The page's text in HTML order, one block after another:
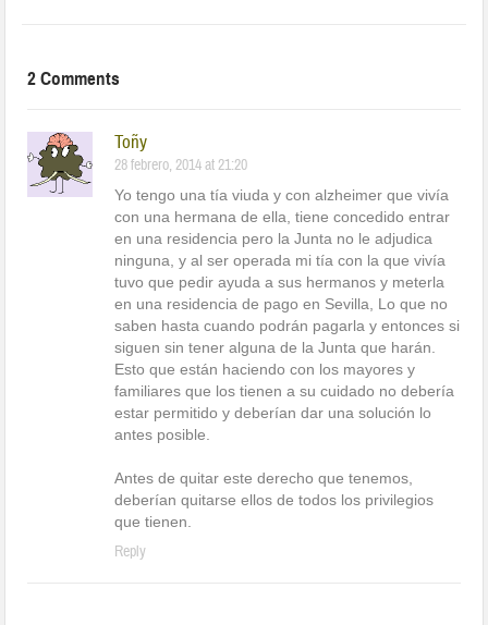
2 Comments
Toñy
28 febrero, 2014 at 21:20
Yo tengo una tía viuda y con alzheimer que vivía
con una hermana de ella, tiene concedido entrar
en una residencia pero la Junta no le adjudica
ninguna, y al ser operada mi tía con la que vivía
tuvo que pedir ayuda a sus hermanos y meterla
en una residencia de pago en Sevilla, Lo que no
saben hasta cuando podrán pagarla y entonces si
siguen sin tener alguna de la Junta que harán.
Esto que están haciendo con los mayores y
familiares que los tienen a su cuidado no debería
estar permitido y deberían dar una solución lo
antes posible.
Antes de quitar este derecho que tenemos,
deberían quitarse ellos de todos los privilegios
que tienen.
Reply